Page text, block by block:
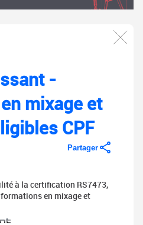
-
mixage et
CPF
Partager
à la certification RS7473,
en mixage et